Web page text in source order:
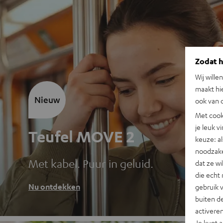
Teufel MOVE 2
Met kabel. Puur in geluid.
Nu ontdekken
Nieuw
Zodat
Wij
maakt
ook van
Met
je leuk
keuze:
dat ze
die echt
gebruik
buiten